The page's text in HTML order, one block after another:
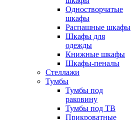
Одностворчатые
шкафы
Распашные шкафы
Шкафы для
одежды
Книжные шкафы
Шкафы-пеналы
Стеллажи
Тумбы
Тумбы под
раковину
Тумбы под ТВ
Прикроватные